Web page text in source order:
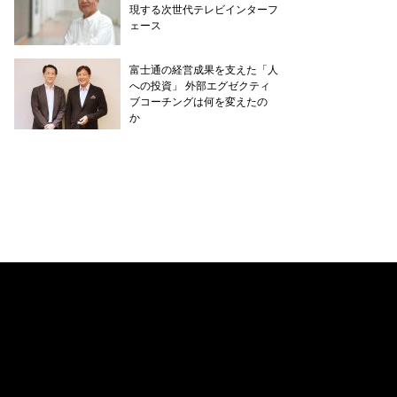
現する次世代テレビインターフ
ェース
富士通の経営成果を支えた「人
への投資」 外部エグゼクティ
ブコーチングは何を変えたの
か